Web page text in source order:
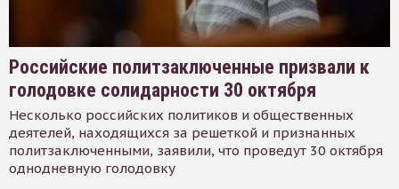
Российские политзаключенные призвали к
голодовке солидарности 30 октября
Несколько российских политиков и общественных
деятелей, находящихся за решеткой и признанных
политзаключенными, заявили, что проведут 30 октября
однодневную голодовку